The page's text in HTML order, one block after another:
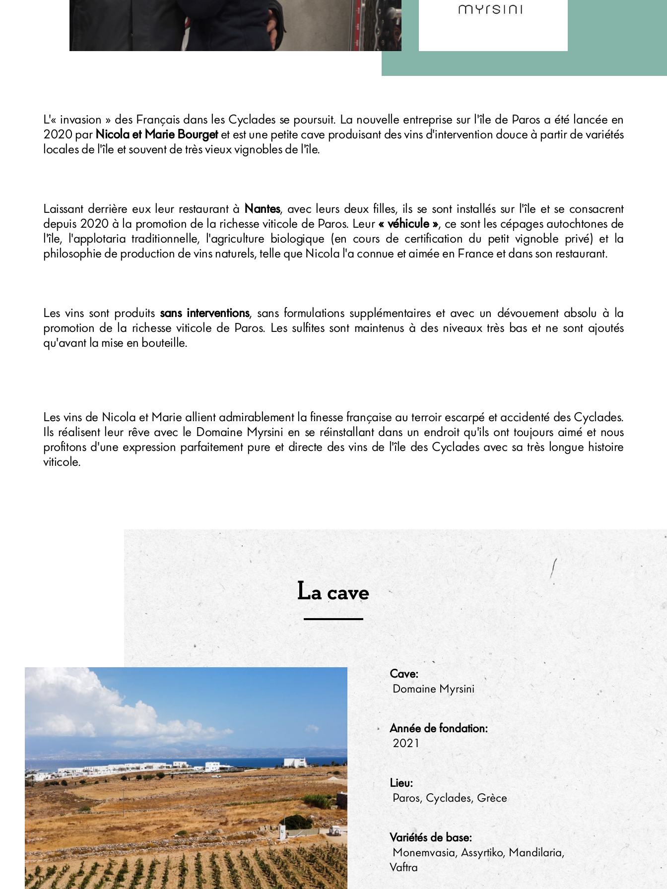
L'« invasion » des Français dans les Cyclades se poursuit. La nouvelle entreprise sur l'île de Paros a été lancée en
2020 parNicola et Marie Bourgetet est une petite cave produisant des vins d'intervention douce à partir de variétés
locales de l'île et souvent de très vieux vignobles de l'île.
Laissant derrière eux leur restaurant à Nantes, avec leurs deux filles, ils se sont installés sur l'île et se consacrent
depuis 2020 à la promotion de la richesse viticole de Paros. Leur « véhicule », ce sont les cépages autochtones de
l'île, l'applotaria traditionnelle, l'agriculture biologique (en cours de certification du petit vignoble privé) et la
philosophie de production de vins naturels, telle que Nicola l'a connue et aimée en France et dans son restaurant.
Les vins sont produits sans interventions, sans formulations supplémentaires et avec un dévouement absolu à la
promotion de la richesse viticole de Paros. Les sulfites sont maintenus à des niveaux très bas et ne sont ajoutés
qu'avant la mise en bouteille.
Les vins de Nicola et Marie allient admirablement la finesse française au terroir escarpé et accidenté des Cyclades.
Ils réalisent leur rêve avec le Domaine Myrsini en se réinstallant dans un endroit qu'ils ont toujours aimé et nous
profitons d'une expression parfaitement pure et directe des vins de l'île des Cyclades avec sa très longue histoire
viticole.
La cave
Cave:
Domaine Myrsini
Année de fondation:
2021
Lieu:
Paros, Cyclades, Grèce
Variétés de base:
Monemvasia, Assyrtiko, Mandilaria,
Vaftra